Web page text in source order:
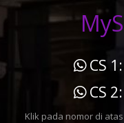
CS
CS
Klik pada nomor di